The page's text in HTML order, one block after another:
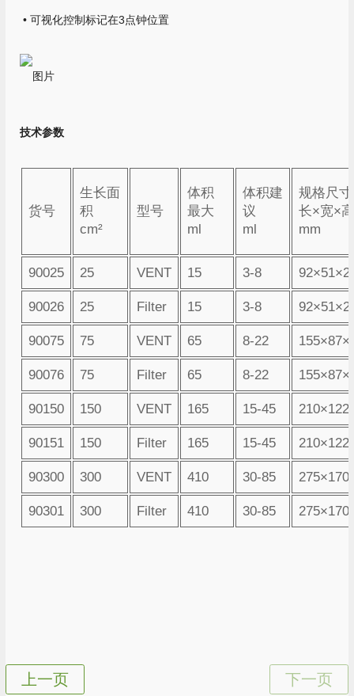
• 可视化控制标记在3点钟位置
技术参数
货号
生长面
积
cm²
型号
体积
最大
ml
体积建
议
ml
规格尺寸
长×宽×
mm
90025 25 VENT 15 3-8
90026 25 Filter 15 3-8
90075 75 VENT 65 8-22
90076 75 Filter 65 8-22
90150 150 VENT 165 15-45
90151 150 Filter 165 15-45
90300 300 VENT 410 30-85
90301 300 Filter 410 30-85